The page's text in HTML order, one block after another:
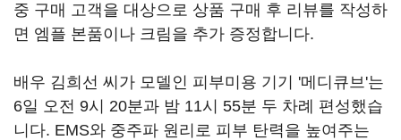
중 구매 고객을 대상으로 상품 구매 후 리뷰를 작성하
면 엠플 본품이나 크림을 추가 증정합니다.
배우 김희선 씨가 모델인 피부미용 기기 '메디큐브'는
6일 오전 9시 20분과 밤 11시 55분 두 차례 편성했습
니다. EMS와 중주파 원리로 피부 탄력을 높여주는